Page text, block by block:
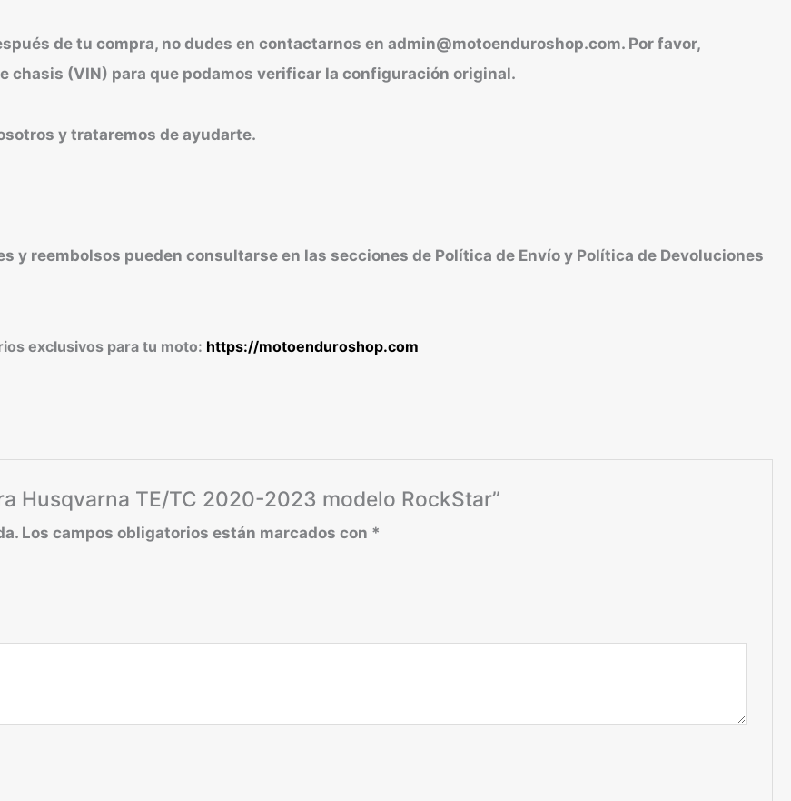
de tu compra, no dudes en contactarnos en admin@motoenduroshop.com. Por favor,
chasis (VIN) para que podamos verificar la configuración original.
y trataremos de ayudarte.
y reembolsos pueden consultarse en las secciones de Política de Envío y Política de Devoluciones
exclusivos para tu moto: https://motoenduroshop.com
Husqvarna TE/TC 2020-2023 modelo RockStar”
Los campos obligatorios están marcados con *